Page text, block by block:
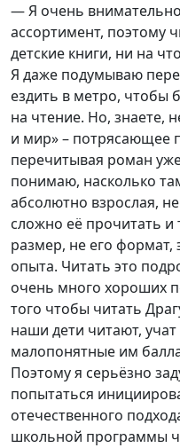
— Я очень
ассортимент, поэтому
детские книги, ни на
Я даже подумываю
ездить в метро, чтобы
на чтение. Но, знаете,
и мир» – потрясающее
перечитывая роман
понимаю, насколько
абсолютно взрослая,
сложно её прочитать и
размер, не его формат,
опыта. Читать это
очень много хороших
того чтобы читать
наши дети читают,
малопонятные им
Поэтому я серьёзно
попытаться
отечественного
школьной программы